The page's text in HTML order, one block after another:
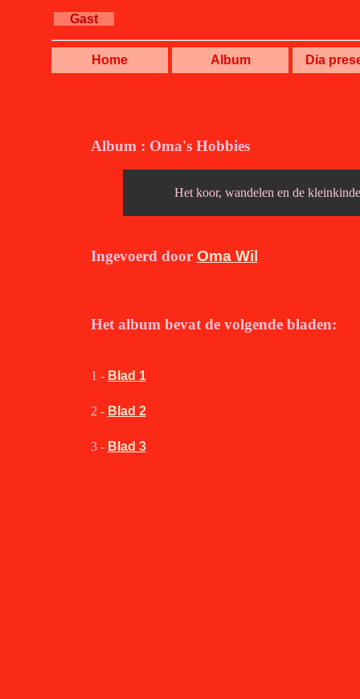
Gast
Home Album Dia
Album : Oma's Hobbies
Het koor, wandelen en de
Ingevoerd door Oma Wil
Het album bevat de volgende bladen:
1 - Blad 1
2 - Blad 2
3 - Blad 3